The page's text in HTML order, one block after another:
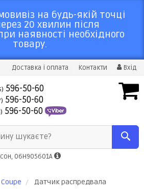
на будь-якій точці
20 хвилин після
наявності необхідного
товару.
Доставка і оплата Контакти Вхід
596-50-60
596-50-60
596-50-60
шукаєте?
06H905601A
Coupe Датчик распредвала